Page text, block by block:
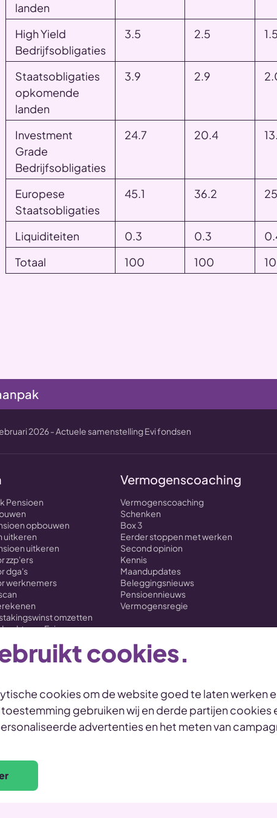
landen
High Yield
Bedrijfsobligaties
3.5 2.5 1.5
Staatsobligaties
opkomende
landen
3.9 2.9
Investment
Grade
Bedrijfsobligaties
24.7 20.4
Europese
Staatsobligaties
45.1 36.2
Liquiditeiten 0.3 0.3
Totaal
100 100
2026 - Actuele samenstelling Evi fondsen
Pensioen
opbouwen
uitkeren
uitkeren
zzp'ers
dga's
werknemers
omzetten
naar Evi
Vermogenscoaching
Vermogenscoaching
Schenken
Box 3
Eerder stoppen met werken
Second opinion
Kennis
Maandupdates
Beleggingsnieuws
Pensioennieuws
Vermogensregie
Toegankelijkheid Duurzaamheid
cookies.
cookies om de website goed te laten werken
gebruiken wij en derde partijen cookies
advertenties en het meten van